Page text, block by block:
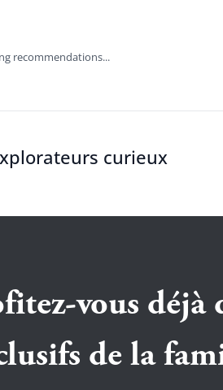
recommendations...
curieux
vous déjà
de la